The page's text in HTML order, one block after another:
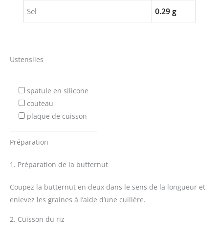
Sel 0.29 g
Ustensiles
spatule en silicone
couteau
plaque de cuisson
Préparation
1. Préparation de la butternut
Coupez la butternut en deux dans le sens de la longueur et
enlevez les graines à l’aide d’une cuillère.
2. Cuisson du riz